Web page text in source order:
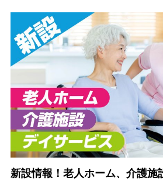
新設情報！老人ホーム、介護施